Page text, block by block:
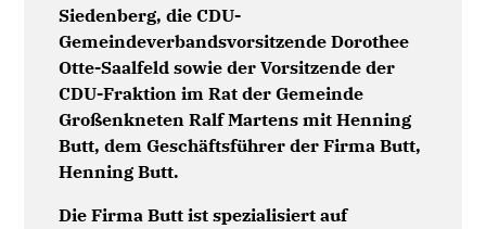
Siedenberg, die CDU-
Gemeindeverbandsvorsitzende Dorothee
Otte-Saalfeld sowie der Vorsitzende der
CDU-Fraktion im Rat der Gemeinde
Großenkneten Ralf Martens mit Henning
Butt, dem Geschäftsführer der Firma Butt,
Henning Butt.
Die Firma Butt ist spezialisiert auf